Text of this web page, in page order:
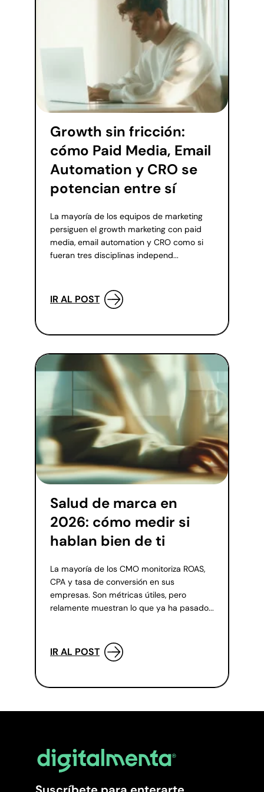
Growth sin fricción:
cómo Paid Media, Email
Automation y CRO se
potencian entre sí
La mayoría de los equipos de marketing
persiguen el growth marketing con paid
media, email automation y CRO como si
fueran tres disciplinas independ...
IR AL POST
Salud de marca en
2026: cómo medir si
hablan bien de ti
La mayoría de los CMO monitoriza ROAS,
CPA y tasa de conversión en sus
empresas. Son métricas útiles, pero
relamente muestran lo que ya ha pasado...
IR AL POST